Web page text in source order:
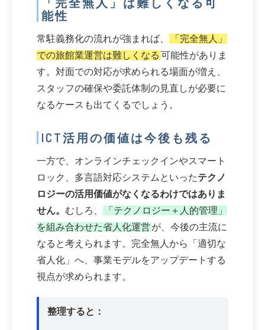
能性
常駐義務化の流れが強まれば、
「完全無人」
での旅館業運営は難しくなる 可能性がありま
す。対面での対応が求められる場面が増え、
スタッフの確保や委託体制の見直しが必要に
なるケースも出てくるでしょう。
ICT活用の価値は今後も残る
一方で、オンラインチェックインやスマート
ロック、多言語対応システムといったテクノ
ロジーの活用価値がなくなるわけではありま
せん。 むしろ、
「テクノロジー＋人的管理」
を組み合わせた省人化運営 が、今後の主流に
なると考えられます。完全無人から「適切な
省人化」へ、事業モデルをアップデートする
視点が求められます。
整理すると：